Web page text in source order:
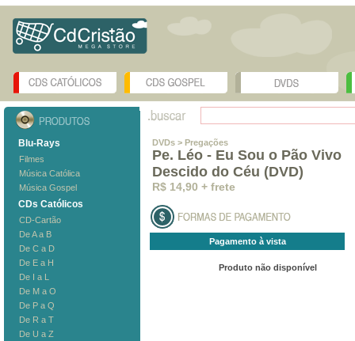
Blu-Rays
Filmes
Música Católica
Música Gospel
CDs Católicos
CD-Cartão
De A a B
De C a D
De E a H
De I a L
De M a O
De P a Q
De R a T
De U a Z
DVDs > Pregações
Pe. Léo - Eu Sou o Pão Vivo
Descido do Céu (DVD)
R$ 14,90 + frete
Pagamento à vista
Produto não disponível